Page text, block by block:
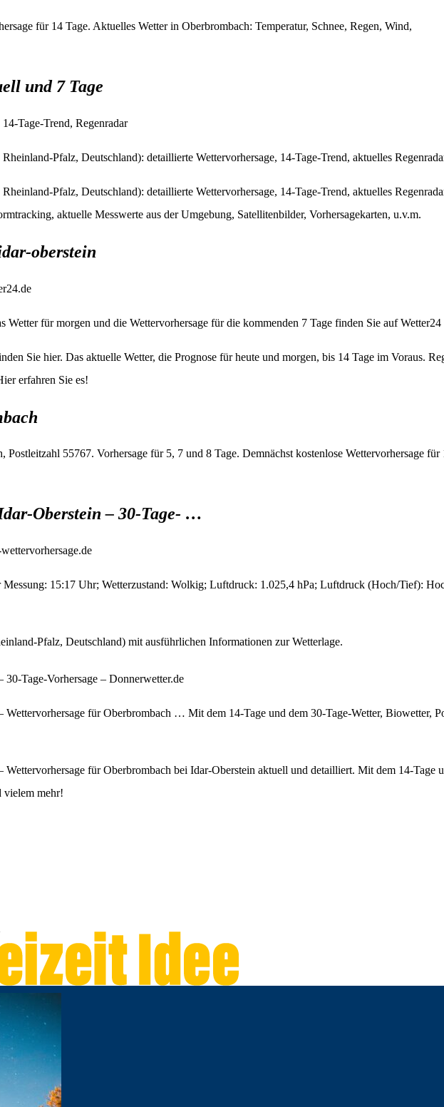
für 14 Tage. Aktuelles Wetter in Oberbrombach: Temperatur, Schnee, Regen, Wind,
und 7 Tage
Tage-Trend, Regenradar
Pfalz, Deutschland): detaillierte Wettervorhersage, 14-Tage-Trend, aktuelles
Pfalz, Deutschland): detaillierte Wettervorhersage, 14-Tage-Trend, aktuelles
aktuelle Messwerte aus der Umgebung, Satellitenbilder, Vorhersagekarten, u.v.m.
oberstein
Wetter für morgen und die Wettervorhersage für die kommenden 7 Tage finden Sie auf
Sie hier. Das aktuelle Wetter, die Prognose für heute und morgen, bis 14 Tage im Voraus.
erfahren Sie es!
Postleitzahl 55767. Vorhersage für 5, 7 und 8 Tage. Demnächst kostenlose Wettervorhersage für
Oberstein – 30-Tage- …
15:17 Uhr; Wetterzustand: Wolkig; Luftdruck: 1.025,4 hPa; Luftdruck (Hoch/Tief):
Pfalz, Deutschland) mit ausführlichen Informationen zur Wetterlage.
Tage-Vorhersage – Donnerwetter.de
Wettervorhersage für Oberbrombach … Mit dem 14-Tage und dem 30-Tage-Wetter, Biowetter,
Wettervorhersage für Oberbrombach bei Idar-Oberstein aktuell und detailliert. Mit dem 14-Tage
vielem mehr!